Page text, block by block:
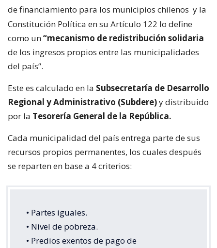
de financiamiento para los municipios chilenos y la
Constitución Política en su Artículo 122 lo define
como un“mecanismo de redistribución solidaria
de los ingresos propios entre las municipalidades
del país”.
Este es calculado en la Subsecretaría de Desarrollo
Regional y Administrativo (Subdere)y distribuido
por la Tesorería General de la República.
Cada municipalidad del país entrega parte de sus
recursos propios permanentes, los cuales después
se reparten en base a 4 criterios:
• Partes iguales.
• Nivel de pobreza.
• Predios exentos de pago de